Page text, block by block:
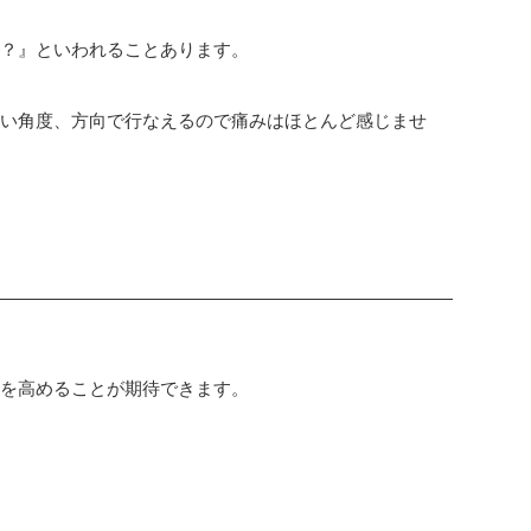
』といわれることあります。
角度、方向で行なえるので痛みはほとんど感じませ
高めることが期待できます。